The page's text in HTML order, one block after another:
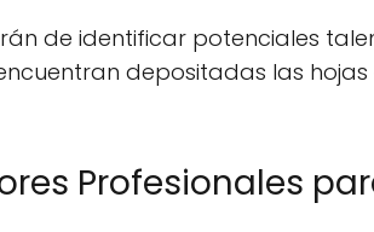
de identificar potenciales
depositadas las
Profesionales